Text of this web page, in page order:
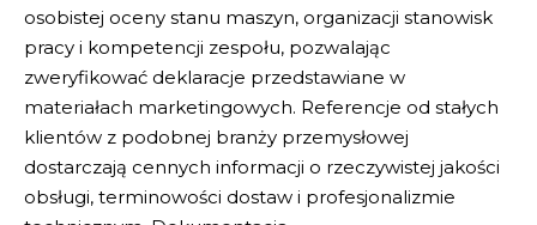
osobistej oceny stanu maszyn, organizacji stanowisk
pracy i kompetencji zespołu, pozwalając
zweryfikować deklaracje przedstawiane w
materiałach marketingowych. Referencje od stałych
klientów z podobnej branży przemysłowej
dostarczają cennych informacji o rzeczywistej jakości
obsługi, terminowości dostaw i profesjonalizmie